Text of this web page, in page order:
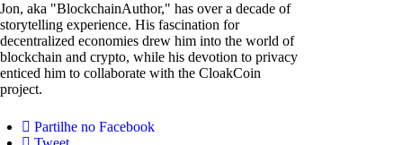
Jon, aka "BlockchainAuthor," has over a decade of
storytelling experience. His fascination for
decentralized economies drew him into the world of
blockchain and crypto, while his devotion to privacy
enticed him to collaborate with the CloakCoin
project.
Partilhe no Facebook